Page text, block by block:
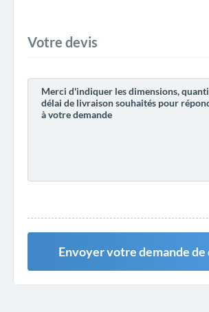
Votre devis
Envoyer votre demande de